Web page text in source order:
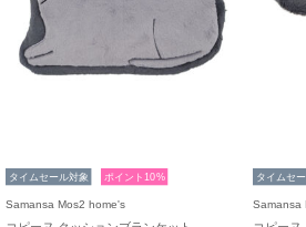
タイムセール対象 ポイント10%
Samansa Mos2 home's
タイムセ
Samansa